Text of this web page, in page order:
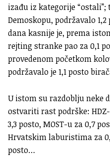
izađu iz kategorije “ostali”;
Demoskopu, podržavalo
dana kasnije je, prema
rejting stranke pao za 0,1
provedenom početkom
podržavalo je 1,1 posto
U istom su razdoblju neke
ostvariti rast podrške:
3,3 posto, MOST-u za 0,7
Hrvatskim laburistima za
posto…